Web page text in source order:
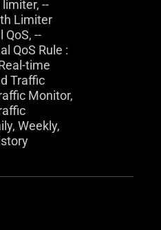
--
Limiter
QoS, --
QoS Rule :
time
Traffic
Monitor,
Weekly,